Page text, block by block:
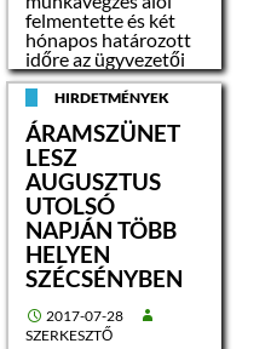
– jogi személy
– jogi személyiséggel
nem rendelkező
szervezet
Az árverés a
vagyontárgy
értékesítésének
nyilvános, a pályázók
közvetlen
részvételével és
jelenlétével
megvalósuló
során a vételár a
nyilvános liciten
felmentette és két
hónapos határozott
időre az ügyvezetői
feladatok ellátásával
megbízta
Garamvölgyi
Andreát, aki a
megbízást elfogadta.
Az ügyvezetői
feladatkör
betöltésére a
jogszabályban előírt
határidők
betartásával
pályázatot írok ki.
Stayer László
polgármester
HIRDETMÉNYEK
ÁRAMSZÜNET
LESZ
AUGUSZTUS
UTOLSÓ
NAPJÁN TÖBB
HELYEN
SZÉCSÉNYBEN
2017-07-28
SZERKESZTŐ